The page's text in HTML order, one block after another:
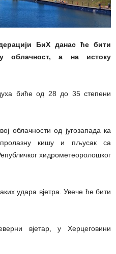
БиХ данас ће бити
облачност, а на истоку
биће од 28 до 35 степени
облачности од југозапада ка
пролазну кишу и пљусак са
хидрометеоролошког
удара вјетра. Увече ће бити
вјетар, у Херцеговини